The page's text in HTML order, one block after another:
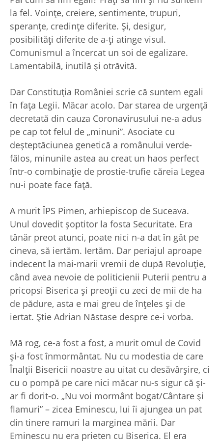
la fel. Voinţe, creiere, sentimente, trupuri,
speranţe, credinţe diferite. Şi, desigur,
posibilităţi diferite de a-ţi atinge visul.
Comunismul a încercat un soi de egalizare.
Lamentabilă, inutilă şi otrăvită.
Dar Constituţia României scrie că suntem egali
în faţa Legii. Măcar acolo. Dar starea de urgenţă
decretată din cauza Coronavirusului ne-a adus
pe cap tot felul de „minuni”. Asociate cu
deşteptăciunea genetică a românului verde-
fălos, minunile astea au creat un haos perfect
într-o combinaţie de prostie-trufie căreia Legea
nu-i poate face faţă.
A murit ÎPS Pimen, arhiepiscop de Suceava.
Unul dovedit şoptitor la fosta Securitate. Era
tânăr preot atunci, poate nici n-a dat în gât pe
cineva, să iertăm. Iertăm. Dar periajul aproape
indecent la mai-marii vremii de după Revoluţie,
când avea nevoie de politicienii Puterii pentru a
pricopsi Biserica şi preoţii cu zeci de mii de ha
de pădure, asta e mai greu de înţeles şi de
iertat. Ştie Adrian Năstase despre ce-i vorba.
Mă rog, ce-a fost a fost, a murit omul de Covid
şi-a fost înmormântat. Nu cu modestia de care
Înalţii Bisericii noastre au uitat cu desăvârşire, ci
cu o pompă pe care nici măcar nu-s sigur că şi-
ar fi dorit-o. „Nu voi mormânt bogat/Cântare şi
flamuri” – zicea Eminescu, lui îi ajungea un pat
din tinere ramuri la marginea mării. Dar
Eminescu nu era prieten cu Biserica. El era